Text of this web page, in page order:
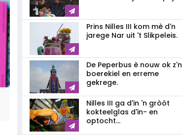
Prins Nilles III kom mè d'n
jarege Nar uit 't Slikpeleis.
De Peperbus è nouw ok z'n
boerekiel en erreme
gekrege.
Nilles III ga d'in 'n gròòt
kokteelglas d'in- en
optocht...